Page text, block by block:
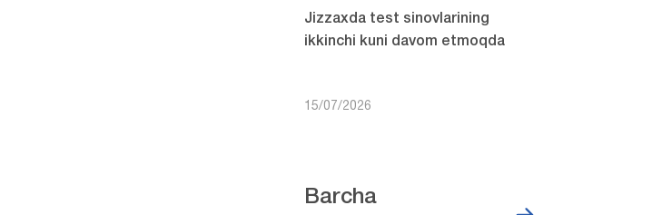
Jizzaxda test sinovlarining
ikkinchi kuni davom etmoqda
15/07/2026
Barcha